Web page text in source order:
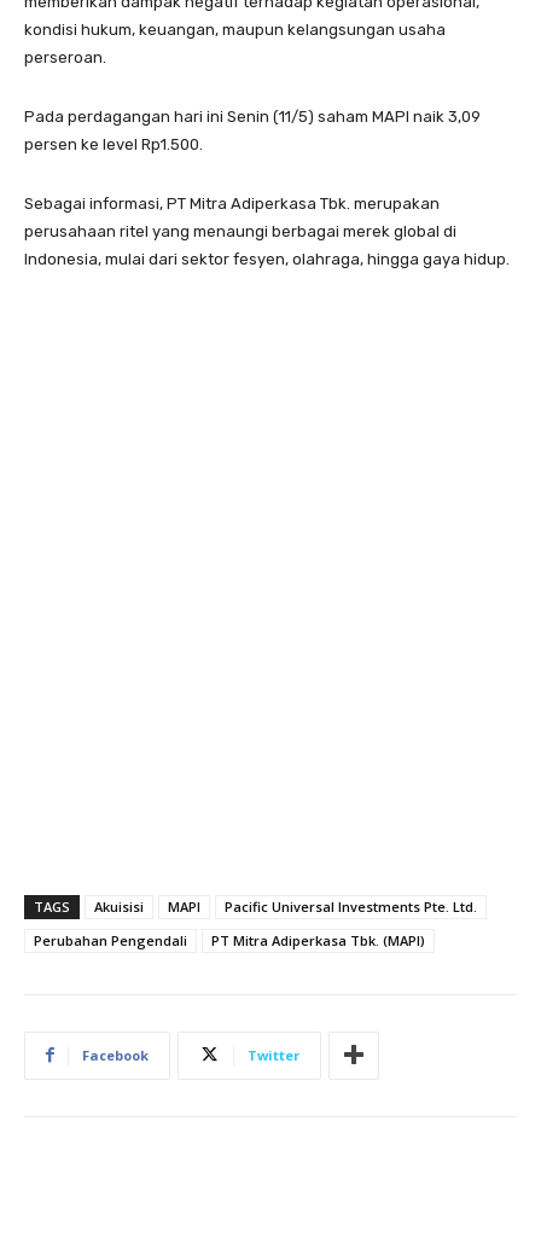
kondisi hukum, keuangan, maupun kelangsungan usaha
perseroan.
Pada perdagangan hari ini Senin (11/5) saham MAPI naik 3,09
persen ke level Rp1.500.
Sebagai informasi, PT Mitra Adiperkasa Tbk. merupakan
perusahaan ritel yang menaungi berbagai merek global di
Indonesia, mulai dari sektor fesyen, olahraga, hingga gaya hidup.
TAGS Akuisisi MAPI
Pacific Universal Investments Pte. Ltd.
Perubahan Pengendali
PT Mitra Adiperkasa Tbk. (MAPI)
Facebook Twitter